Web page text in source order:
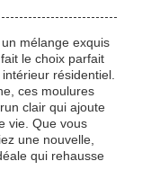
mélange exquis
le choix parfait
résidentiel.
ces moulures
clair qui ajoute
vie. Que vous
une nouvelle,
qui rehausse